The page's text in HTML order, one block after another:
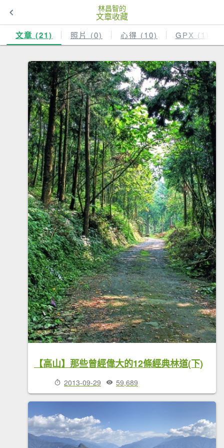
林昌智的
文章收藏
文章 (21) 照片 (0) 心得 (10) GPX (1)
【高山】那些曾經偉大的12條經典林道(下)
2013-09-29 59,689